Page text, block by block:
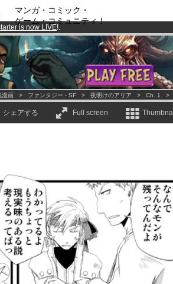
マンガ・コミック・
ゲーム・コミュニティ！
is now LIVE!.
membersand 1000comics & mangas!.
from3.95 euros per month !Get membership
漫画 > ファンタジー - SF > 夜明けのアリア > Ch. 1
シェアする Full screen